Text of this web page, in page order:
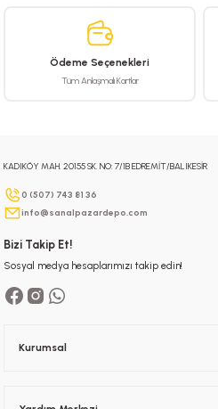
Ürün bilgilerinde hatalar bulunuyor.
Ürün fiyatı diğer sitelerden daha pahalı.
Bu ürüne benzer farklı alternatifler olmalı.
Ödeme Seçenekleri
Tüm Anlaşmalı Kartlar
KADIKÖY MAH. 20155 SK. NO: 7/1B EDREMİT/BALIKESİR
0 (507) 743 81 36
info@sanalpazardepo.com
Bizi Takip Et!
Sosyal medya hesaplarımızı takip edin!
Kurumsal